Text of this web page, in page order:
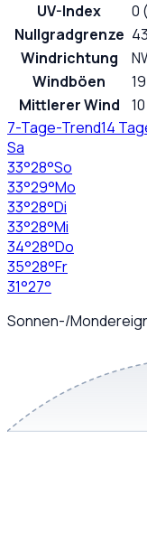
UV-Index
0
Nullgradgrenze
Windrichtung
Windböen
Mittlerer Wind
7-Tage-Trend14
Sa
33°28°So
33°29°Mo
33°28°Di
33°28°Mi
34°28°Do
35°28°Fr
31°27°
Sonnen-/